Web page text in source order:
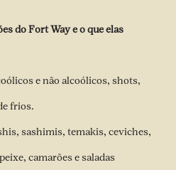
do Fort Way e o que elas
e não alcoólicos, shots,
frios.
sashimis, temakis, ceviches,
camarões e saladas